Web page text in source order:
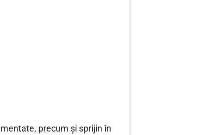
precum și sprijin în